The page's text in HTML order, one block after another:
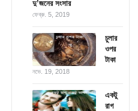
দু’জনের সংসার
ফেব্রু. 5, 2019
চুলার
ওপর
টাকা
নভে. 19, 2018
একটু
রাগ